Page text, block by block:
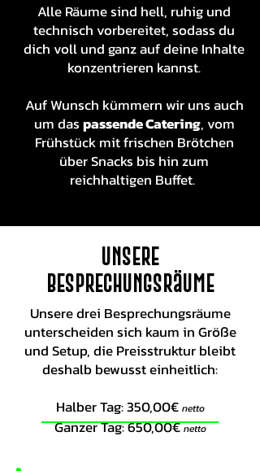
Alle Räume sind hell, ruhig und
technisch vorbereitet, sodass du
dich voll und ganz auf deine Inhalte
konzentrieren kannst.
Auf Wunsch kümmern wir uns auch
um daspassende Catering, vom
Frühstück mit frischen Brötchen
über Snacks bis hin zum
reichhaltigen Buffet.
Unsere
Besprechungsräume
Unsere drei Besprechungsräume
unterscheiden sich kaum in Größe
und Setup, die Preisstruktur bleibt
deshalb bewusst einheitlich:
Halber Tag: 350,00€ netto
Ganzer Tag: 650,00€netto